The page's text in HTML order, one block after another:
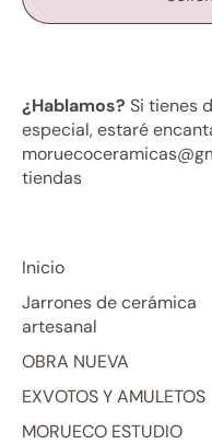
¿Hablamos? Si tienes
especial, estaré
tiendas
Inicio
Jarrones de cerámica
artesanal
OBRA NUEVA
EXVOTOS Y AMULETOS
MORUECO ESTUDIO